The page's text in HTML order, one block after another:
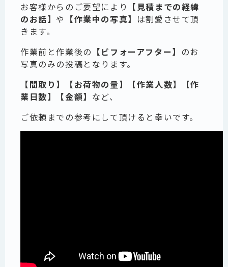
お客様からのご要望により 【見積までの経緯
のお話】や 【作業中の写真】 は割愛させて頂
きます。
作業前と作業後の 【ビフォーアフター】 のお
写真のみの投稿となります。
【間取り】【お荷物の量】【作業人数】【作
業日数】【金額】 など、
ご依頼までの参考にして頂けると幸いです。